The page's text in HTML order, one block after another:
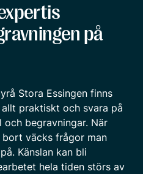
på
Stora Essingen finns
praktiskt och svara på
begravningar. När
bort väcks frågor man
Känslan kan bli
hela tiden störs av